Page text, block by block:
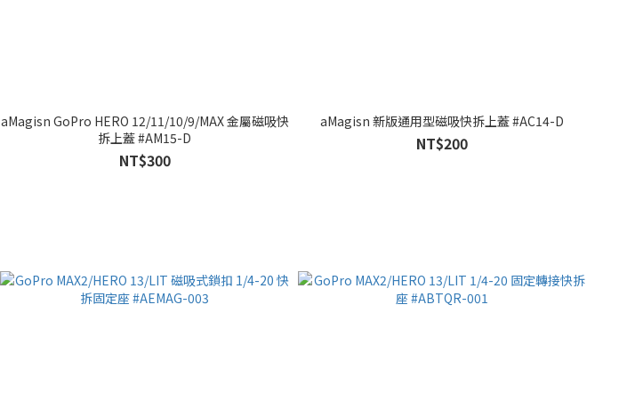
aMagisn GoPro HERO 12/11/10/9/MAX 金屬磁吸快
拆上蓋 #AM15-D
NT$300
aMagisn 新版通用型磁吸快拆上蓋 #AC14-D
NT$200